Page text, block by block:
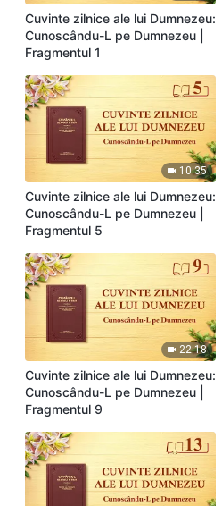
Cuvinte zilnice ale lui Dumnezeu:
Cunoscându-L pe Dumnezeu |
Fragmentul 1
10:35
Cuvinte zilnice ale lui Dumnezeu:
Cunoscându-L pe Dumnezeu |
Fragmentul 5
22:18
Cuvinte zilnice ale lui Dumnezeu:
Cunoscându-L pe Dumnezeu |
Fragmentul 9